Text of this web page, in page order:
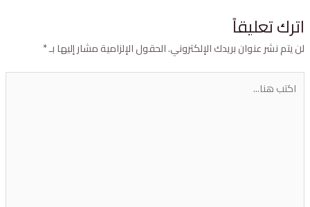
تعليقاً
يتم نشر عنوان بريدك الإلكتروني.الحقول الإلزامية مشار إليها بـ*